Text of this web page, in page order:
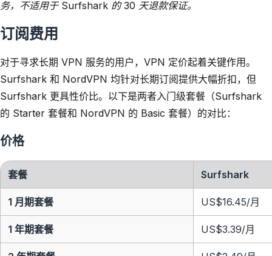
务，不适用于 Surfshark 的 30 天退款保证。
订阅费用
对于寻求长期 VPN 服务的用户，VPN 定价起着关键作用。
Surfshark 和 NordVPN 均针对长期订阅提供大幅折扣，但
Surfshark 更具性价比。以下是两者入门级套餐（Surfshark
的 Starter 套餐和 NordVPN 的 Basic 套餐）的对比：
价格
套餐 Surfshark
1 月期套餐 US$16.45/月
1 年期套餐 US$3.39/月